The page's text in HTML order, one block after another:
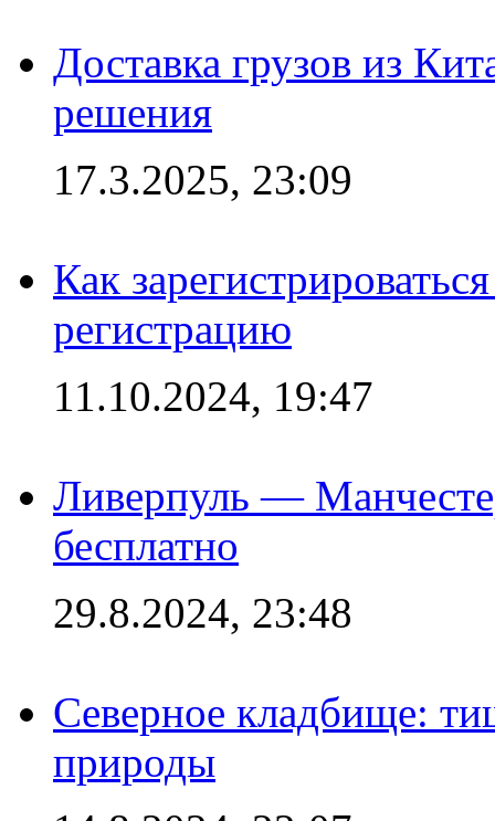
Доставка грузов из
решения
17.3.2025, 23:09
Как
регистрацию
11.10.2024, 19:47
Ливерпуль —
бесплатно
29.8.2024, 23:48
Северное кладбище:
природы